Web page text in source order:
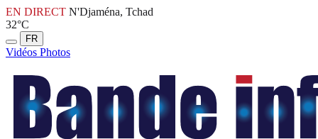
EN DIRECT N'Djaména, Tchad
32°C
FR
Vidéos Photos